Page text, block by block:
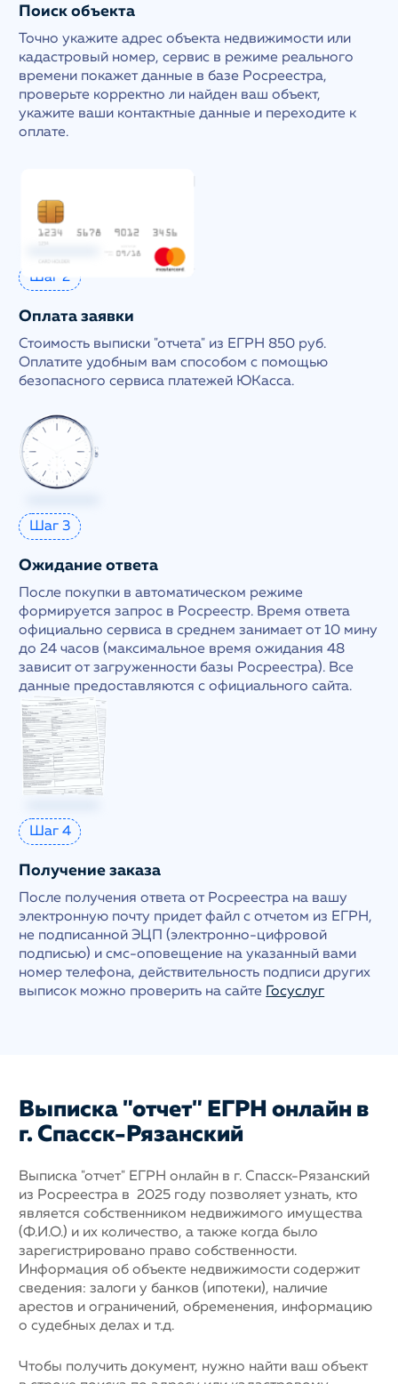
Поиск объекта
Точно укажите адрес объекта недвижимости или
кадастровый номер, сервис в режиме реального
времени покажет данные в базе Росреестра,
проверьте корректно ли найден ваш объект,
укажите ваши контактные данные и переходите к
оплате.
Шаг 2
Оплата заявки
Стоимость выписки "отчета" из ЕГРН 850 руб.
Оплатите удобным вам способом с помощью
безопасного сервиса платежей ЮКасса.
Шаг 3
Ожидание ответа
После покупки в автоматическом режиме
формируется запрос в Росреестр. Время ответа
официально сервиса в среднем занимает от 10 мину
до 24 часов (максимальное время ожидания 48
зависит от загруженности базы Росреестра). Все
данные предоставляются с официального сайта.
Шаг 4
Получение заказа
После получения ответа от Росреестра на вашу
электронную почту придет файл с отчетом из ЕГРН,
не подписанной ЭЦП (электронно-цифровой
подписью) и смс-оповещение на указанный вами
номер телефона, действительность подписи других
выписок можно проверить на сайте
Госуслуг
Выписка "отчет" ЕГРН онлайн в
г. Спасск-Рязанский
Выписка "отчет" ЕГРН онлайн в г. Спасск-Рязанский
из Росреестра в 2025 году позволяет узнать, кто
является собственником недвижимого имущества
(Ф.И.О.) и их количество, а также когда было
зарегистрировано право собственности.
Информация об объекте недвижимости содержит
сведения: залоги у банков (ипотеки), наличие
арестов и ограничений, обременения, информацию
о судебных делах и т.д.
Чтобы получить документ, нужно найти ваш объект